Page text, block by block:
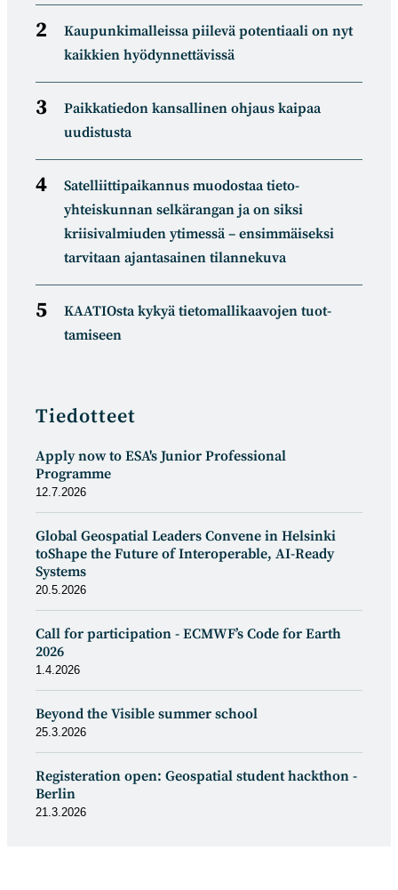
Kaupunkimalleissa piilevä potentiaali on nyt
kaikkien hyödynnettävissä
Paikkatiedon kansallinen ohjaus kaipaa
uudistusta
Satelliitti­paikannus muodostaa tieto­
yhteiskunnan selkä­rangan ja on siksi
kriisivalmiuden ytimessä – ensimmäiseksi
tarvitaan ajantasainen tilannekuva
KAATIOsta kykyä tietomal­likaa­vojen tuot­
tamiseen
Tiedotteet
Apply now to ESA's Junior Professional
Programme
12.7.2026
Global Geospatial Leaders Convene in Helsinki
toShape the Future of Interoperable, AI-Ready
Systems
20.5.2026
Call for participation - ECMWF’s Code for Earth
2026
1.4.2026
Beyond the Visible summer school
25.3.2026
Registeration open: Geospatial student hackthon -
Berlin
21.3.2026